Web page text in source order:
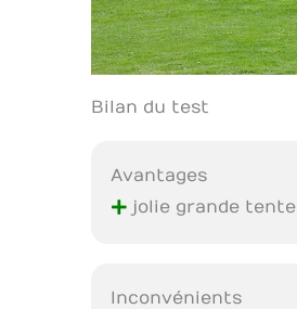
Bilan du test
Avantages
+jolie grande tente
Inconvénients